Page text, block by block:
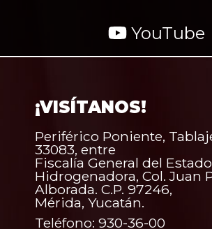
YouTube
¡VISÍTANOS!
Periférico Poniente,
33083, entre
Fiscalía General del
Hidrogenadora, Col. Juan
Alborada. C.P. 97246,
Mérida, Yucatán.
Teléfono: 930-36-00